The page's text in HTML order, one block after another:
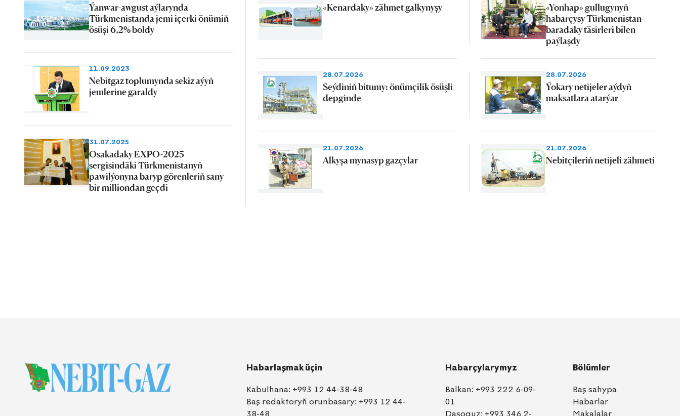
Ýanwar-awgust aýlarynda
Türkmenistanda jemi içerki önümiň
ösüşi 6,2% boldy
11.09.2023
Nebitgaz toplumynda sekiz aýyň
jemlerine garaldy
31.07.2025
Osakadaky EXPO-2025
sergisindäki Türkmenistanyň
pawilýonyna baryp görenleriň sany
bir milliondan geçdi
«Kenardaky» zähmet galkynyşy
«Yonhap» gullugynyň
habarçysy Türkmenistan
baradaky täsirleri bilen
paýlaşdy
28.07.2026
Seýdiniň bitumy: önümçilik ösüşli
depginde
28.07.2026
Ýokary netijeler aýdyň
maksatlara atarýar
21.07.2026
Alkyşa mynasyp gazçylar
21.07.2026
Nebitçileriň netijeli zähmeti
Habarlaşmak üçin
Kabulhana: +993 12 44-38-48
Baş redaktoryň orunbasary: +993 12 44-
38-48
Habarçylarymyz
Balkan: +993 222 6-09-
01
Daşoguz: +993 346 2-
Bölümler
Baş sahypa
Habarlar
Makalalar